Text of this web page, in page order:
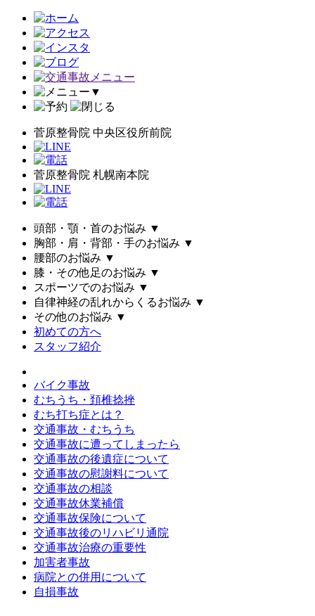
▼
菅原整骨院 中央区役所前院
菅原整骨院 札幌南本院
頭部・顎・首のお悩み ▼
胸部・肩・背部・手のお悩み ▼
腰部のお悩み ▼
膝・その他足のお悩み ▼
スポーツでのお悩み ▼
自律神経の乱れからくるお悩み ▼
その他のお悩み ▼
初めての方へ
スタッフ紹介
バイク事故
むちうち・頚椎捻挫
むち打ち症とは？
交通事故・むちうち
交通事故に遭ってしまったら
交通事故の後遺症について
交通事故の慰謝料について
交通事故の相談
交通事故休業補償
交通事故保険について
交通事故後のリハビリ通院
交通事故治療の重要性
加害者事故
病院との併用について
自損事故